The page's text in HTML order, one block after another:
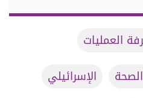
العمليات
الإسرائيلي